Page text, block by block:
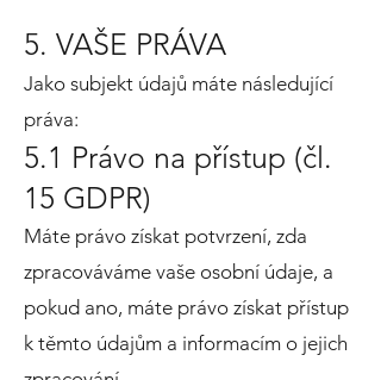
5. VAŠE PRÁVA
Jako subjekt údajů máte následující
práva:
5.1 Právo na přístup (čl.
15 GDPR)
Máte právo získat potvrzení, zda
zpracováváme vaše osobní údaje, a
pokud ano, máte právo získat přístup
k těmto údajům a informacím o jejich